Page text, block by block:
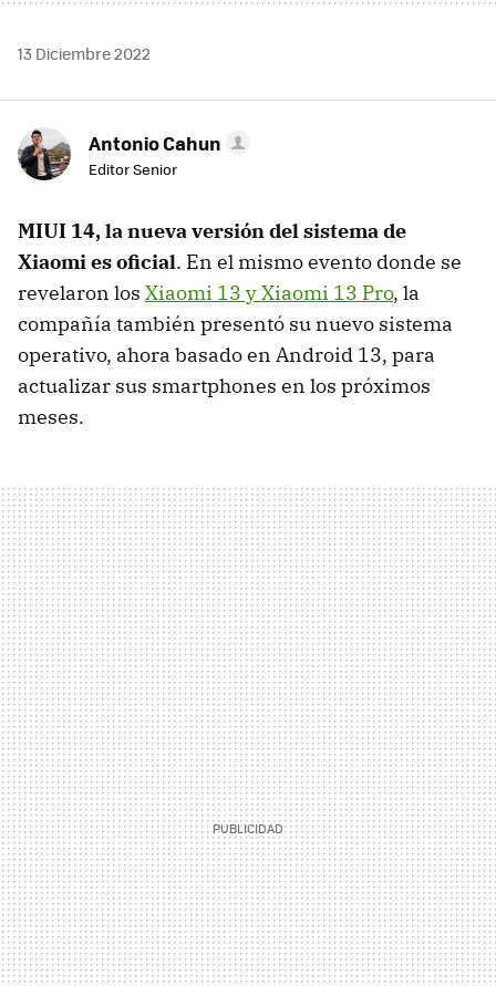
13 Diciembre 2022
Antonio Cahun
Editor Senior
MIUI 14, la nueva versión del sistema de
Xiaomi es oficial. En el mismo evento donde se
revelaron los Xiaomi 13 y Xiaomi 13 Pro, la
compañía también presentó su nuevo sistema
operativo, ahora basado en Android 13, para
actualizar sus smartphones en los próximos
meses.